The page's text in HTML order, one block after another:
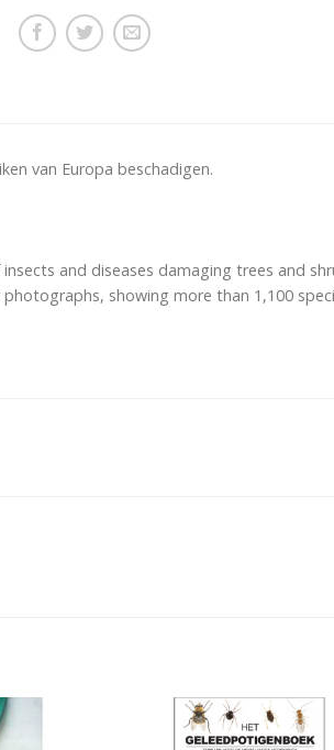
van Europa beschadigen.
and diseases damaging trees and
showing more than 1,100